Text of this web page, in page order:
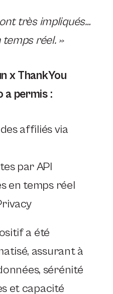
très impliqués…
temps réel. »
x ThankYou
a permis :
affiliés via
par API
en temps réel
a été
assurant à
sérénité
et capacité